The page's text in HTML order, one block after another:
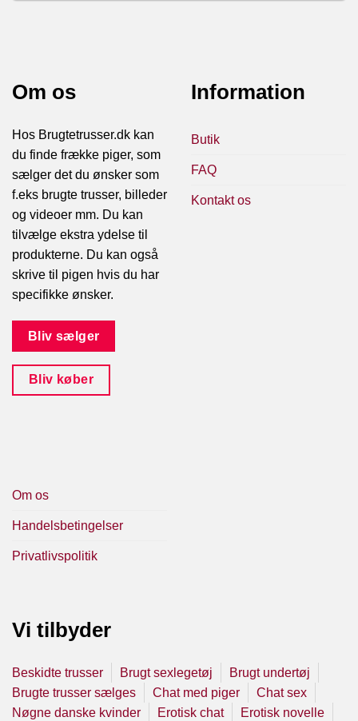
Om os
Hos Brugtetrusser.dk kan
du finde frække piger, som
sælger det du ønsker som
f.eks brugte trusser, billeder
og videoer mm. Du kan
tilvælge ekstra ydelse til
produkterne. Du kan også
skrive til pigen hvis du har
specifikke ønsker.
Bliv sælger
Bliv køber
Information
Butik
FAQ
Kontakt os
Om os
Handelsbetingelser
Privatlivspolitik
Vi tilbyder
Beskidte trusser Brugt sexlegetøj
Brugt undertøj
Brugte trusser sælges
Chat med piger
Chat sex
Nøgne danske kvinder
Erotisk chat Erotisk novelle